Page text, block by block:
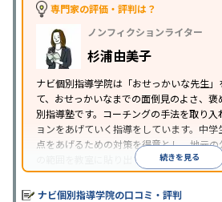
専門家の評価・評判は？
ノンフィクションライター
杉浦由美子
ナビ個別指導学院は「おせっかいな先生
て、おせっかいなまでの面倒見のよさ、
別指導塾です。コーチングの手法を取り
ョンをあげていく指導をしています。中
点をあげるための対策を得意とし、地元
の範囲を教室に貼り出すなど手厚く学習を
オリジナルテキストを使用しており、特
せたテキストを使った「先取り学習」で理
続きを見る
ナビ個別指導学院の口コミ・評判